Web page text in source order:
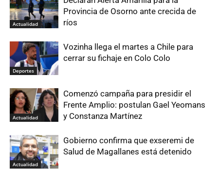
Actualidad
Provincia de Osorno ante crecida de
ríos
Deportes
Vozinha llega el martes a Chile para
cerrar su fichaje en Colo Colo
Actualidad
Comenzó campaña para presidir el
Frente Amplio: postulan Gael Yeomans
y Constanza Martínez
Actualidad
Gobierno confirma que exseremi de
Salud de Magallanes está detenido